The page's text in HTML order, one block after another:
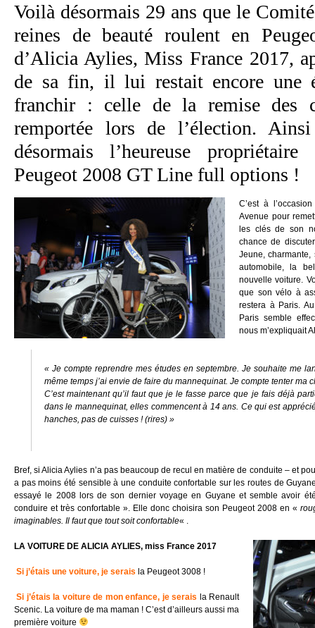
Voilà désormais 29 ans que le
reines de beauté roulent en
d’Alicia Aylies, Miss France 2017,
de sa fin, il lui restait encore une
franchir : celle de la remise des
remportée lors de l’élection.
désormais l’heureuse propriétaire
Peugeot 2008 GT Line full options !
C’est à
Avenue pour
les clés de son
chance de
Jeune,
automobile, la
nouvelle voiture.
que son vélo à
restera à Paris.
Paris semble
nous m’expliquait
« Je compte reprendre mes études en septembre. Je souhaite me
même temps j’ai envie de faire du mannequinat. Je compte tenter ma
C’est maintenant qu’il faut que je le fasse parce que je fais déjà
dans le mannequinat, elles commencent à 14 ans. Ce qui est
hanches, pas de cuisses ! (rires) »
Bref, si Alicia Aylies n’a pas beaucoup de recul en matière de conduite – et
a pas moins été sensible à une conduite confortable sur les routes de
essayé le 2008 lors de son dernier voyage en Guyane et semble avoir
conduire et très confortable ». Elle donc choisira son Peugeot 2008 en «
imaginables. Il faut que tout soit confortable« .
LA VOITURE DE ALICIA AYLIES, miss France 2017
Si j’étais une voiture, je serais la Peugeot 3008 !
Si j’étais la voiture de mon enfance, je serais la Renault
Scenic. La voiture de ma maman ! C’est d’ailleurs aussi ma
première voiture